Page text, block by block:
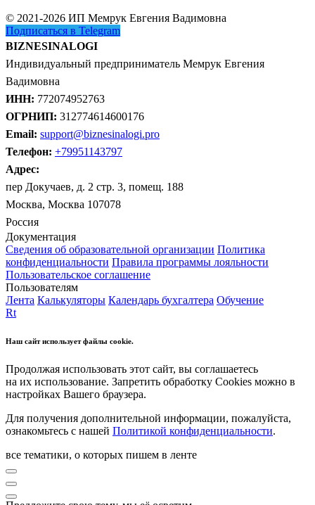
© 2021-2026 ИП Мемрук Евгения Вадимовна
Подписаться в Telegram
BIZNESINALOGI
Индивидуальный предприниматель Мемрук Евгения
Вадимовна
ИНН: 772074952763
ОГРНИП: 312774614600176
Email: support@biznesinalogi.pro
Телефон: +79951143797
Адрес:
пер Докучаев, д. 2 стр. 3, помещ. 188
Москва, Москва 107078
Россия
Документация
Сведения об образовательной организации Политика
конфиденциальности Правила программы лояльности
Пользовательское соглашение
Пользователям
Лента Калькуляторы Календарь бухгалтера Обучение
Rt
Наш сайт использует файлы cookie.
Продолжая использовать этот сайт, вы соглашаетесь
на их использование. Запретить обработку Cookies можно в
настройках Вашего браузера.
Для получения дополнительной информации, пожалуйста,
ознакомьтесь с нашей Политикой конфиденциальности.
все тематики, о которых пишем в ленте